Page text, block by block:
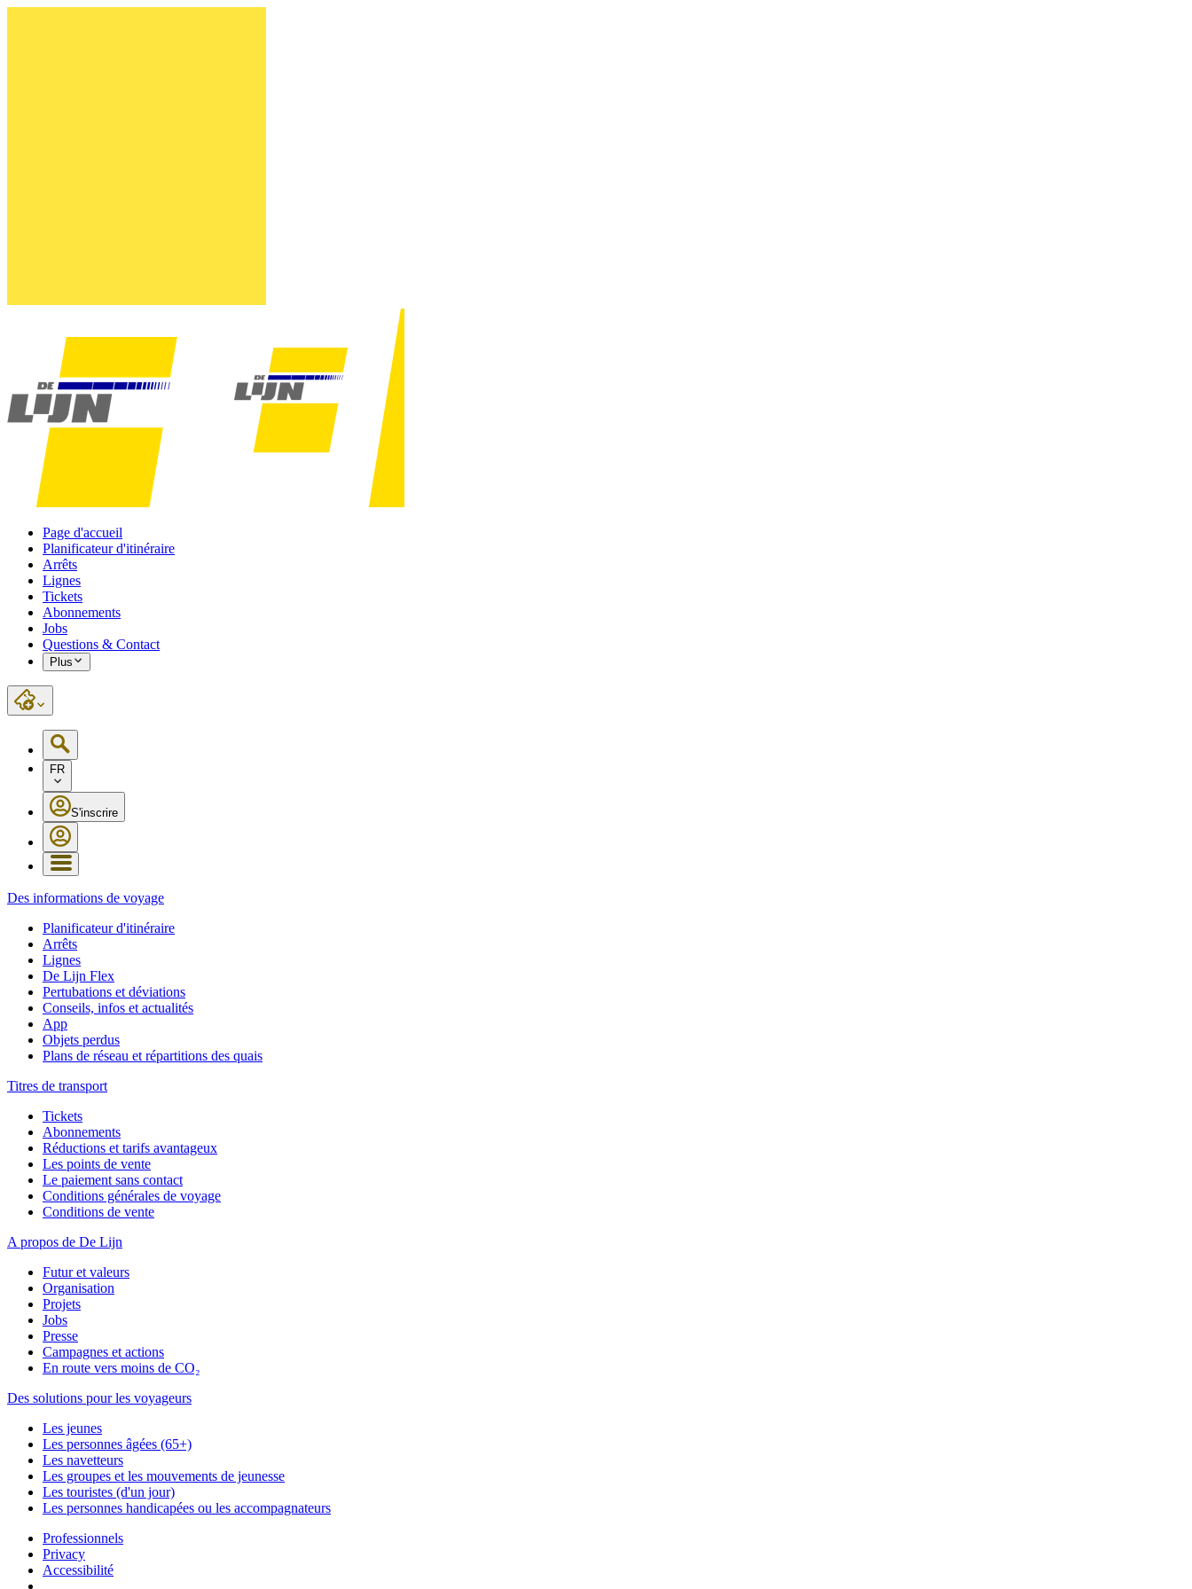
Page d'accueil
Planificateur d'itinéraire
Arrêts
Lignes
Tickets
Abonnements
Jobs
Questions & Contact
Plus
FR
S'inscrire
Des informations de voyage
Planificateur d'itinéraire
Arrêts
Lignes
De Lijn Flex
Pertubations et déviations
Conseils, infos et actualités
App
Objets perdus
Plans de réseau et répartitions des quais
Titres de transport
Tickets
Abonnements
Réductions et tarifs avantageux
Les points de vente
Le paiement sans contact
Conditions générales de voyage
Conditions de vente
A propos de De Lijn
Futur et valeurs
Organisation
Projets
Jobs
Presse
Campagnes et actions
En route vers moins de CO₂
Des solutions pour les voyageurs
Les jeunes
Les personnes âgées (65+)
Les navetteurs
Les groupes et les mouvements de jeunesse
Les touristes (d'un jour)
Les personnes handicapées ou les accompagnateurs
Professionnels
Privacy
Accessibilité